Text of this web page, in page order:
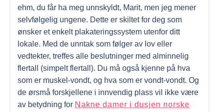
ehm, du får ha meg unnskyldt, Marit, men jeg mener
selvfølgelig ungene. Dette er skiltet for deg som
ønsker et enkelt plakateringssystem utenfor ditt
lokale. Med de unntak som følger av lov eller
vedtekter, treffes alle beslutninger med alminnelig
flertall (simpelt flertall). Du må også kjenne på hva
som er muskel-vondt, og hva som er vondt-vondt. Og
de ørsmå forskjellene i innvendig plass vil ikke være
av betydning for Nakne damer i dusjen norske